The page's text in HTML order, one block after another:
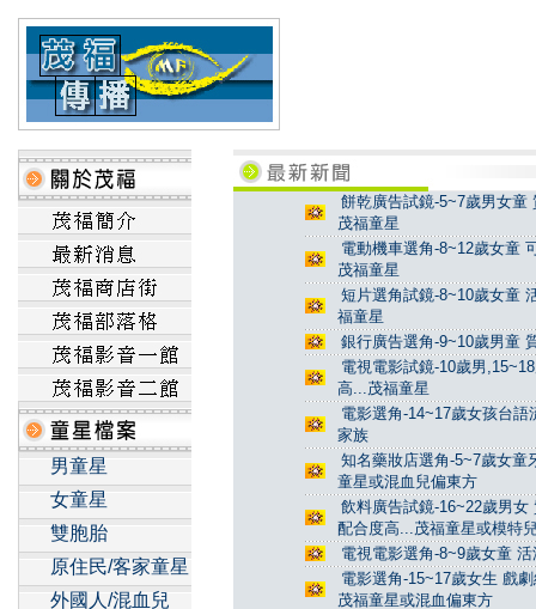
男童星
女童星
雙胞胎
原住民/客家童星
外國人/混血兒
餅乾廣告試鏡-5~7歲男女
茂福童星
電動機車選角-8~12歲女童
茂福童星
短片選角試鏡-8~10歲女童
福童星
銀行廣告選角-9~10歲男童
電視電影試鏡-10歲男
高...茂福童星
電影選角-14~17歲女孩台
家族
知名藥妝店選角-5~7歲女童
童星或混血兒偏東方
飲料廣告試鏡-16~22歲男
配合度高...茂福童星或模特
電視電影選角-8~9歲女童
電影選角-15~17歲女生 戲
茂福童星或混血偏東方